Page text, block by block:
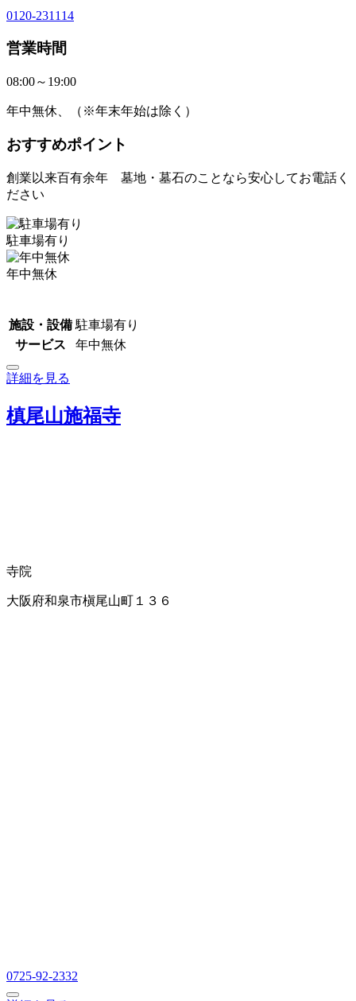
0120-231114
営業時間
08:00～19:00
年中無休、（※年末年始は除く）
おすすめポイント
創業以来百有余年 墓地・墓石のことなら安心してお電話く
ださい
駐車場有り
年中無休
施設・設備 駐車場有り
サービス
年中無休
詳細を見る
槙尾山施福寺
寺院
大阪府和泉市槇尾山町１３６
0725-92-2332